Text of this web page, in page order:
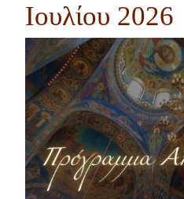
Ιουλίου 2026